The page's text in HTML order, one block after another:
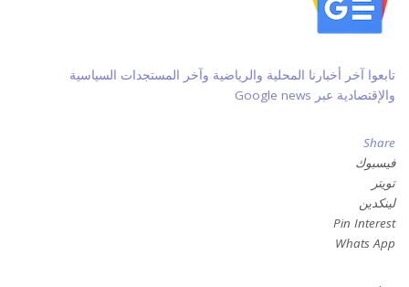
تابعوا آخر أخبارنا المحلية والرياضية وآخر المستجدات السياسية
والإقتصادية عبر Google news
Share
فيسبوك
تويتر
لينكدين
Pin Interest
Whats App